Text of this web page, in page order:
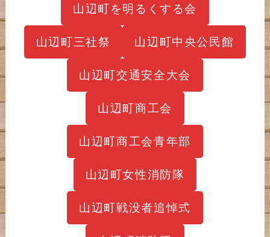
山辺町を明るくする会
山辺町三社祭 山辺町中央公民館
山辺町交通安全大会
山辺町商工会
山辺町商工会青年部
山辺町女性消防隊
山辺町戦没者追悼式